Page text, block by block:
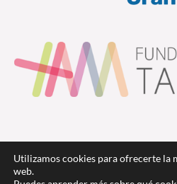
Utilizamos cookies para ofrecerte la
web.